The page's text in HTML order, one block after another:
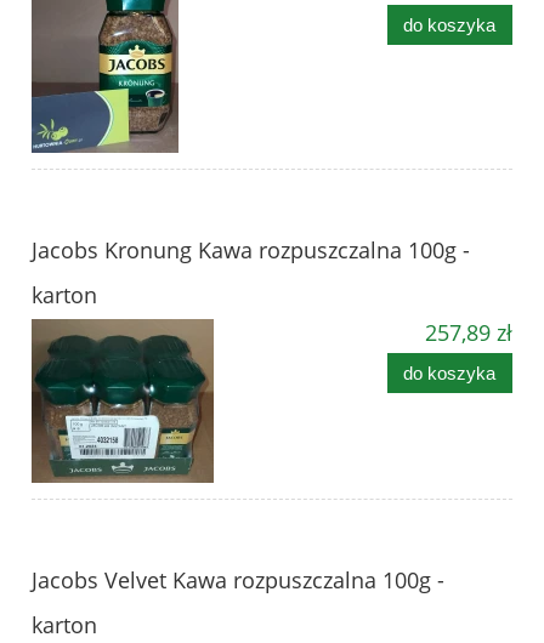
do koszyka
Jacobs Kronung Kawa rozpuszczalna 100g -
karton
257,89 zł
do koszyka
Jacobs Velvet Kawa rozpuszczalna 100g -
karton